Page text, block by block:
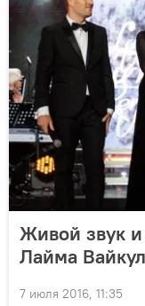
Живой звук
Лайма
7 июля 2016, 11:35